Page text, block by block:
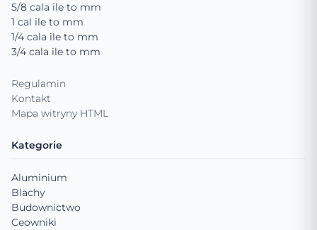
5/8 cala ile to mm
1 cal ile to mm
1/4 cala ile to mm
3/4 cala ile to mm
Regulamin
Kontakt
Mapa witryny HTML
Kategorie
Aluminium
Blachy
Budownictwo
Ceowniki